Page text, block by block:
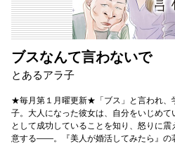
ブスなんて言わないで
とあるアラ子
★毎月第１月曜更新★「ブス」と言われ、
子。大人になった彼女は、自分をいじめて
として成功していることを知り、怒りに
意する――。『美人が婚活してみたら』の